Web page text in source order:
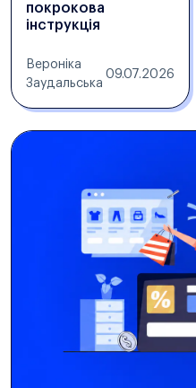
покрокова
інструкція
Вероніка
Заудальська
09.07.2026